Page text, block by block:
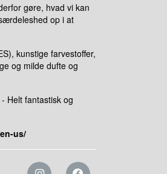
gøre, hvad vi kan
op i at
kunstige farvestoffer,
og milde dufte og
Helt fantastisk og
us/